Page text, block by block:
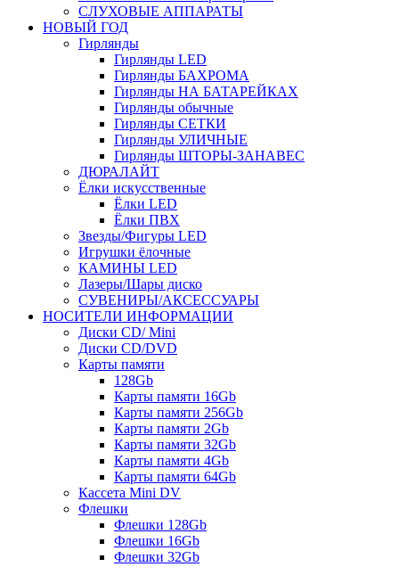
СЛУХОВЫЕ АППАРАТЫ
НОВЫЙ ГОД
Гирлянды
Гирлянды LED
Гирлянды БАХРОМА
Гирлянды НА БАТАРЕЙКАХ
Гирлянды обычные
Гирлянды СЕТКИ
Гирлянды УЛИЧНЫЕ
Гирлянды ШТОРЫ-ЗАНАВЕС
ДЮРАЛАЙТ
Ёлки искусственные
Ёлки LED
Ёлки ПВХ
Звезды/Фигуры LED
Игрушки ёлочные
КАМИНЫ LED
Лазеры/Шары диско
СУВЕНИРЫ/АКСЕССУАРЫ
НОСИТЕЛИ ИНФОРМАЦИИ
Диски CD/ Mini
Диски CD/DVD
Карты памяти
128Gb
Карты памяти 16Gb
Карты памяти 256Gb
Карты памяти 2Gb
Карты памяти 32Gb
Карты памяти 4Gb
Карты памяти 64Gb
Кассета Mini DV
Флешки
Флешки 128Gb
Флешки 16Gb
Флешки 32Gb